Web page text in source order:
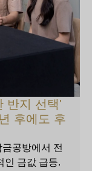
반지 선택'
후에도 후
공방에서 전
인 금값 급등.